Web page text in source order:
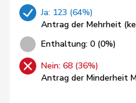
Ja: 123 (64%)
Antrag der Mehrheit
Enthaltung: 0 (0%)
Nein: 68 (36%)
Antrag der Minderheit